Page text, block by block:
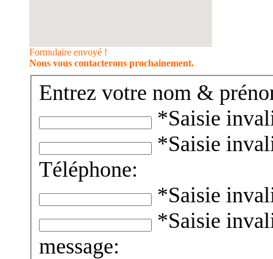
Formulaire envoyé !
Nous vous contacterons prochainement.
Entrez votre nom &
*Saisie
*Saisie
Téléphone:
*Saisie
*Saisie
message: